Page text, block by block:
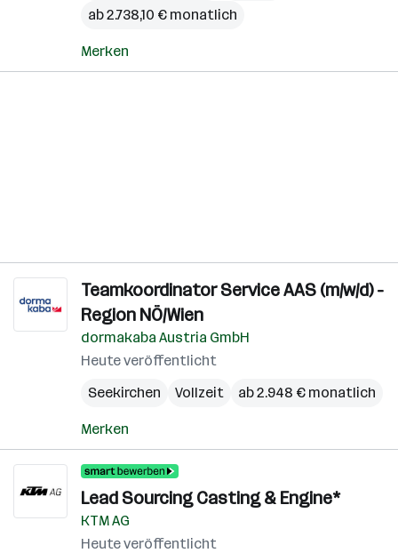
ab 2.738,10 € monatlich
Merken
Teamkoordinator Service AAS (m/w/d) -
Region NÖ/Wien
dormakaba Austria GmbH
Heute veröffentlicht
Seekirchen
Vollzeit ab 2.948 € monatlich
Merken
Lead Sourcing Casting & Engine*
KTM AG
Heute veröffentlicht